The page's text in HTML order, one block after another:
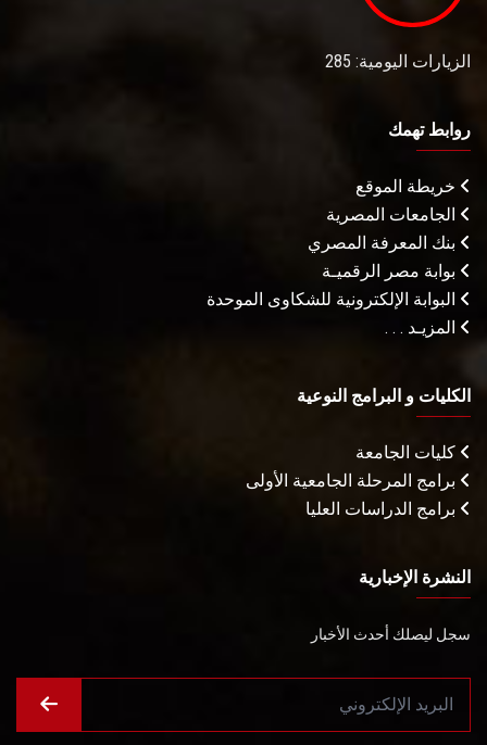
الزيارات اليومية: 285
روابط تهمك
خريطة الموقع
الجامعات المصرية
بنك المعرفة المصري
بوابة مصر الرقميـة
البوابة الإلكترونية للشكاوى الموحدة
المزيـد . . .
الكليات و البرامج النوعية
كليات الجامعة
برامج المرحلة الجامعية الأولى
برامج الدراسات العليا
النشرة الإخبارية
سجل ليصلك أحدث الأخبار